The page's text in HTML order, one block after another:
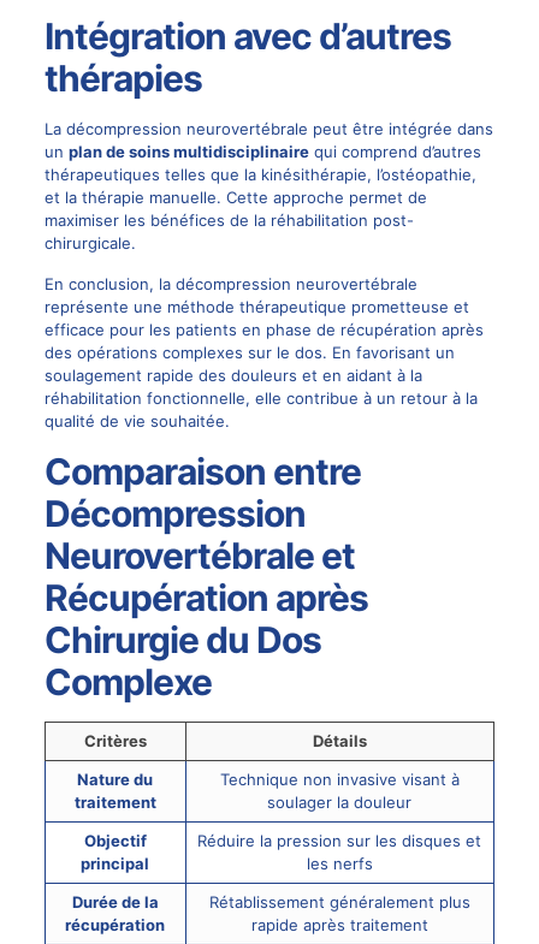
Intégration avec d’autres
thérapies
La décompression neurovertébrale peut être intégrée dans
un plan de soins multidisciplinairequi comprend d’autres
thérapeutiques telles que la kinésithérapie, l’ostéopathie,
et la thérapie manuelle. Cette approche permet de
maximiser les bénéfices de la réhabilitation post-
chirurgicale.
En conclusion, la décompression neurovertébrale
représente une méthode thérapeutique prometteuse et
efficace pour les patients en phase de récupération après
des opérations complexes sur le dos. En favorisant un
soulagement rapide des douleurs et en aidant à la
réhabilitation fonctionnelle, elle contribue à un retour à la
qualité de vie souhaitée.
Comparaison entre
Décompression
Neurovertébrale et
Récupération après
Chirurgie du Dos
Complexe
Critères
Détails
Nature du
traitement
Technique non invasive visant à
soulager la douleur
Objectif
principal
Réduire la pression sur les disques et
les nerfs
Durée de la
récupération
Rétablissement généralement plus
rapide après traitement